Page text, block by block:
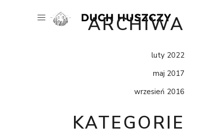
ARCHIWA
luty 2022
maj 2017
wrzesień 2016
KATEGORIE